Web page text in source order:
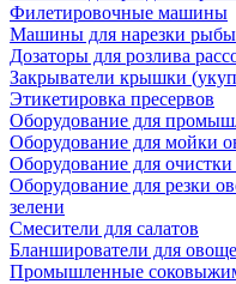
Филетировочные машины
Машины для нарезки рыбы
Дозаторы для розлива
Закрыватели крышки
Этикетировка пресервов
Оборудование для
Оборудование для мойки
Оборудование для
Оборудование для резки
зелени
Смесители для салатов
Бланширователи для
Промышленные